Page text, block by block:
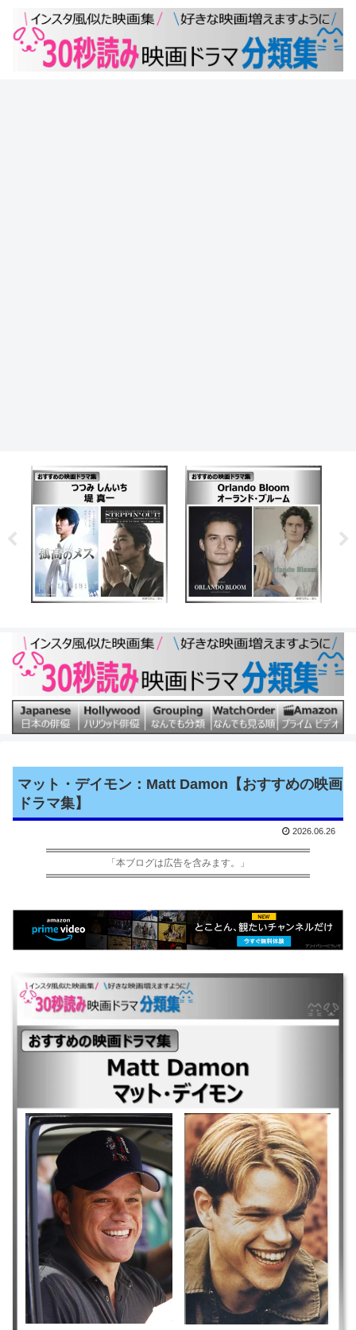
マット・デイモン：Matt Damon【おすすめの映画
ドラマ集】
2026.06.26
「本ブログは広告を含みます。」
｜オッペンハイマー ｜AIR／エア ｜フォードvsフェラーリ ｜サバービコ
ン 仮面を被った街 ｜ジェイソン・ボーン ｜オデッセイ ｜ミケランジェ
ロ・プロジェクト ｜エリジウム ｜コンテイジョン ｜アジャストメント ｜
幸せへのキセキ ｜インビクタス／負けざる者たち ｜ボーン・アルティメ
イタム ｜オーシャンズ13 ｜ディパーテッド ｜グッド・シェパード ｜ボー
ン・スプレマシー ｜オーシャンズ12 ｜ボーン・アイデンティティー ｜オ
ーシャンズ11 ｜リプリー ｜プライベート・ライアン ｜レインメーカー ｜
グッド・ウィル・ハンティング／旅立ち